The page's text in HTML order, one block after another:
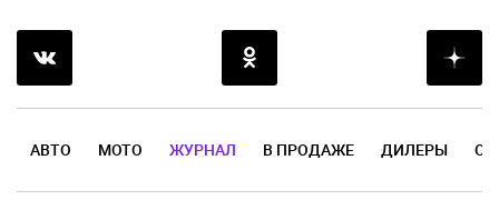
АВТО МОТО ЖУРНАЛ В ПРОДАЖЕ ДИЛЕРЫ